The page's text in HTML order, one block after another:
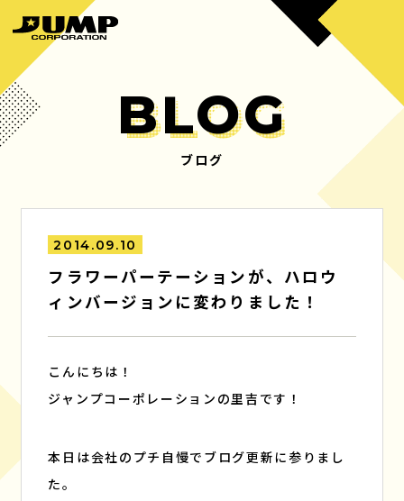
PRODUCTS
制作実績 会社概要
MANAGEMENT RECRUIT
BLOG
ブログ
2014.09.10
フラワーパーテーションが、ハロウ
ィンバージョンに変わりました！
こんにちは！
ジャンプコーポレーションの里吉です！
本日は会社のプチ自慢でブログ更新に参りまし
た。